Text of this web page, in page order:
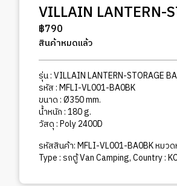
VILLAIN LANTERN-
฿790
สินค้าหมดแล้ว
รุ่น : VILLAIN LANTERN-STORAGE
รหัส : MFLI-VL001-BA0BK
ขนาด : Ø350 mm.
น้ำหนัก : 180 g.
วัสดุ : Poly 2400D
รหัสสินค้า:MFLI-VL001-BA0BKหมวด
Type : รถตู้ Van Camping,Country :